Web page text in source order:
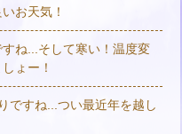
お天気！
ね...そして寒い！温度変
ょー！
ですね...つい最近年を越し